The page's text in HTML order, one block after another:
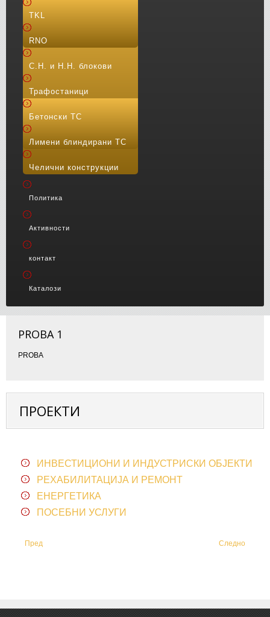
TKL
RNO
С.Н. и Н.Н. блокови
Трафостаници
Бетонски ТС
Лимени блиндирани ТС
Челични конструкции
Политика
Активности
контакт
Каталози
PROBA 1
PROBA
ПРОЕКТИ
ИНВЕСТИЦИОНИ И ИНДУСТРИСКИ ОБЈЕКТИ
РЕХАБИЛИТАЦИЈА И РЕМОНТ
ЕНЕРГЕТИКА
ПОСЕБНИ УСЛУГИ
Пред Следно